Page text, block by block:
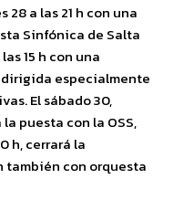
a las 21 h con una
Sinfónica de Salta
15 h con una
especialmente
El sábado 30,
puesta con la OSS,
h, cerrará la
con orquesta